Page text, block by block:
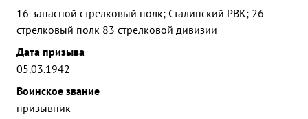
16 запасной стрелковый полк; Сталинский РВК; 26
стрелковый полк 83 стрелковой дивизии
Дата призыва
05.03.1942
Воинское звание
призывник